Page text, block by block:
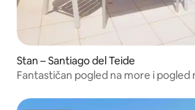
Stan – Santiago del Teide
Fantastičan pogled na more i pogled